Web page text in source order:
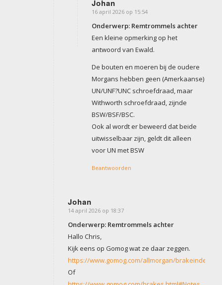
Johan
zegt:
16 april 2026 op 15:54
Onderwerp: Remtrommels achter
Een kleine opmerking op het
antwoord van Ewald.
De bouten en moeren bij de oudere
Morgans hebben geen (Amerkaanse)
UN/UNF?UNC schroefdraad, maar
Withworth schroefdraad, zijnde
BSW/BSF/BSC.
Ook al wordt er beweerd dat beide
uitwisselbaar zijn, geldt dit alleen
voor UN met BSW
Beantwoorden
Johan
zegt:
14 april 2026 op 18:37
Onderwerp: Remtrommels achter
Hallo Chris,
Kijk eens op Gomog wat ze daar zeggen.
https://www.gomog.com/allmorgan/
Of